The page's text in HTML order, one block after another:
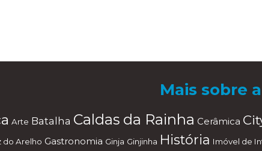
Mais sobre
Arte Batalha Caldas da Rainha Cerâmica
do Arelho Gastronomia Ginja Ginjinha História Imóvel de